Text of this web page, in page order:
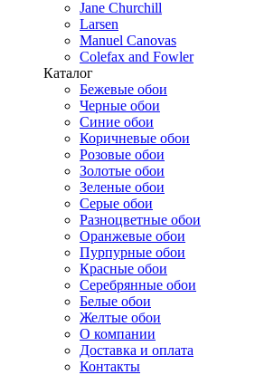
Jane Churchill
Larsen
Manuel Canovas
Colefax and Fowler
Каталог
Бежевые обои
Черные обои
Синие обои
Коричневые обои
Розовые обои
Золотые обои
Зеленые обои
Серые обои
Разноцветные обои
Оранжевые обои
Пурпурные обои
Красные обои
Серебрянные обои
Белые обои
Желтые обои
О компании
Доставка и оплата
Контакты